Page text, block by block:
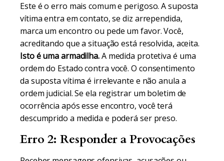
Este é o erro mais comum e perigoso. A suposta
vítima entra em contato, se diz arrependida,
marca um encontro ou pede um favor. Você,
acreditando que a situação está resolvida, aceita.
Isto é uma armadilha.A medida protetiva é uma
ordem do Estado contra você. O consentimento
da suposta vítima é irrelevante e não anula a
ordem judicial. Se ela registrar um boletim de
ocorrência após esse encontro, você terá
descumprido a medida e poderá ser preso.
Erro 2: Responder a Provocações